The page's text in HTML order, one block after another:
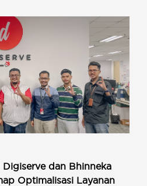
dan Bhinneka
Optimalisasi Layanan